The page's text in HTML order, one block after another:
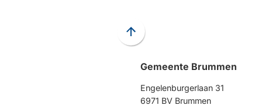
Scroll
boven
het
Gemeente Brummen
Engelenburgerlaan 31
6971 BV Brummen